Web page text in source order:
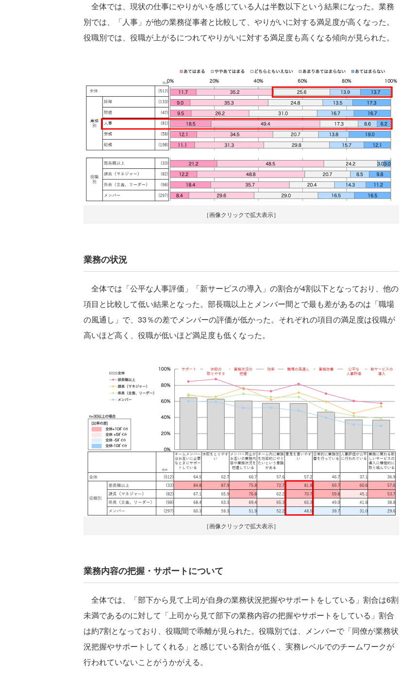
全体では、現状の仕事にやりがいを感じている人は半数以下という結果になった。業務
別では、「人事」が他の業務従事者と比較して、やりがいに対する満足度が高くなった。
役職別では、役職が上がるにつれてやりがいに対する満足度も高くなる傾向が見られた。
［画像クリックで拡大表示］
業務の状況
全体では「公平な人事評価」「新サービスの導入」の割合が4割以下となっており、他の
項目と比較して低い結果となった。部長職以上とメンバー間とで最も差があるのは「職場
の風通し」で、33％の差でメンバーの評価が低かった。それぞれの項目の満足度は役職が
高いほど高く、役職が低いほど満足度も低くなった。
［画像クリックで拡大表示］
業務内容の把握・サポートについて
全体では、「部下から見て上司が自身の業務状況把握やサポートをしている」割合は6割
未満であるのに対して「上司から見て部下の業務内容の把握やサポートをしている」割合
は約7割となっており、役職間で乖離が見られた。役職別では、メンバーで「同僚が業務状
況把握やサポートしてくれる」と感じている割合が低く、実務レベルでのチームワークが
行われていないことがうかがえる。